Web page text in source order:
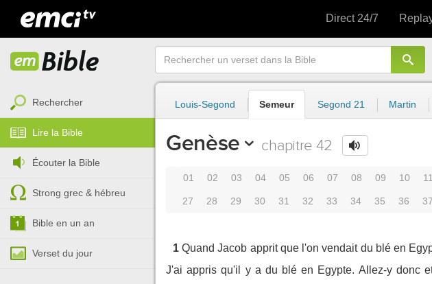
Direct 24/7
Rechercher
Lire la Bible
Écouter la Bible
Strong grec & hébreu
Bible en un an
Verset du jour
Louis-Segond Semeur Segond 21 Martin
Genèse chapitre 42
01 02 03 04 05 06 07 08 09 10 11
27 28 29 30 31 32 33 34 35 36 37
1 Quand Jacob apprit que l'on vendait du blé en
J'ai appris qu'il y a du blé en Egypte. Allez-y donc